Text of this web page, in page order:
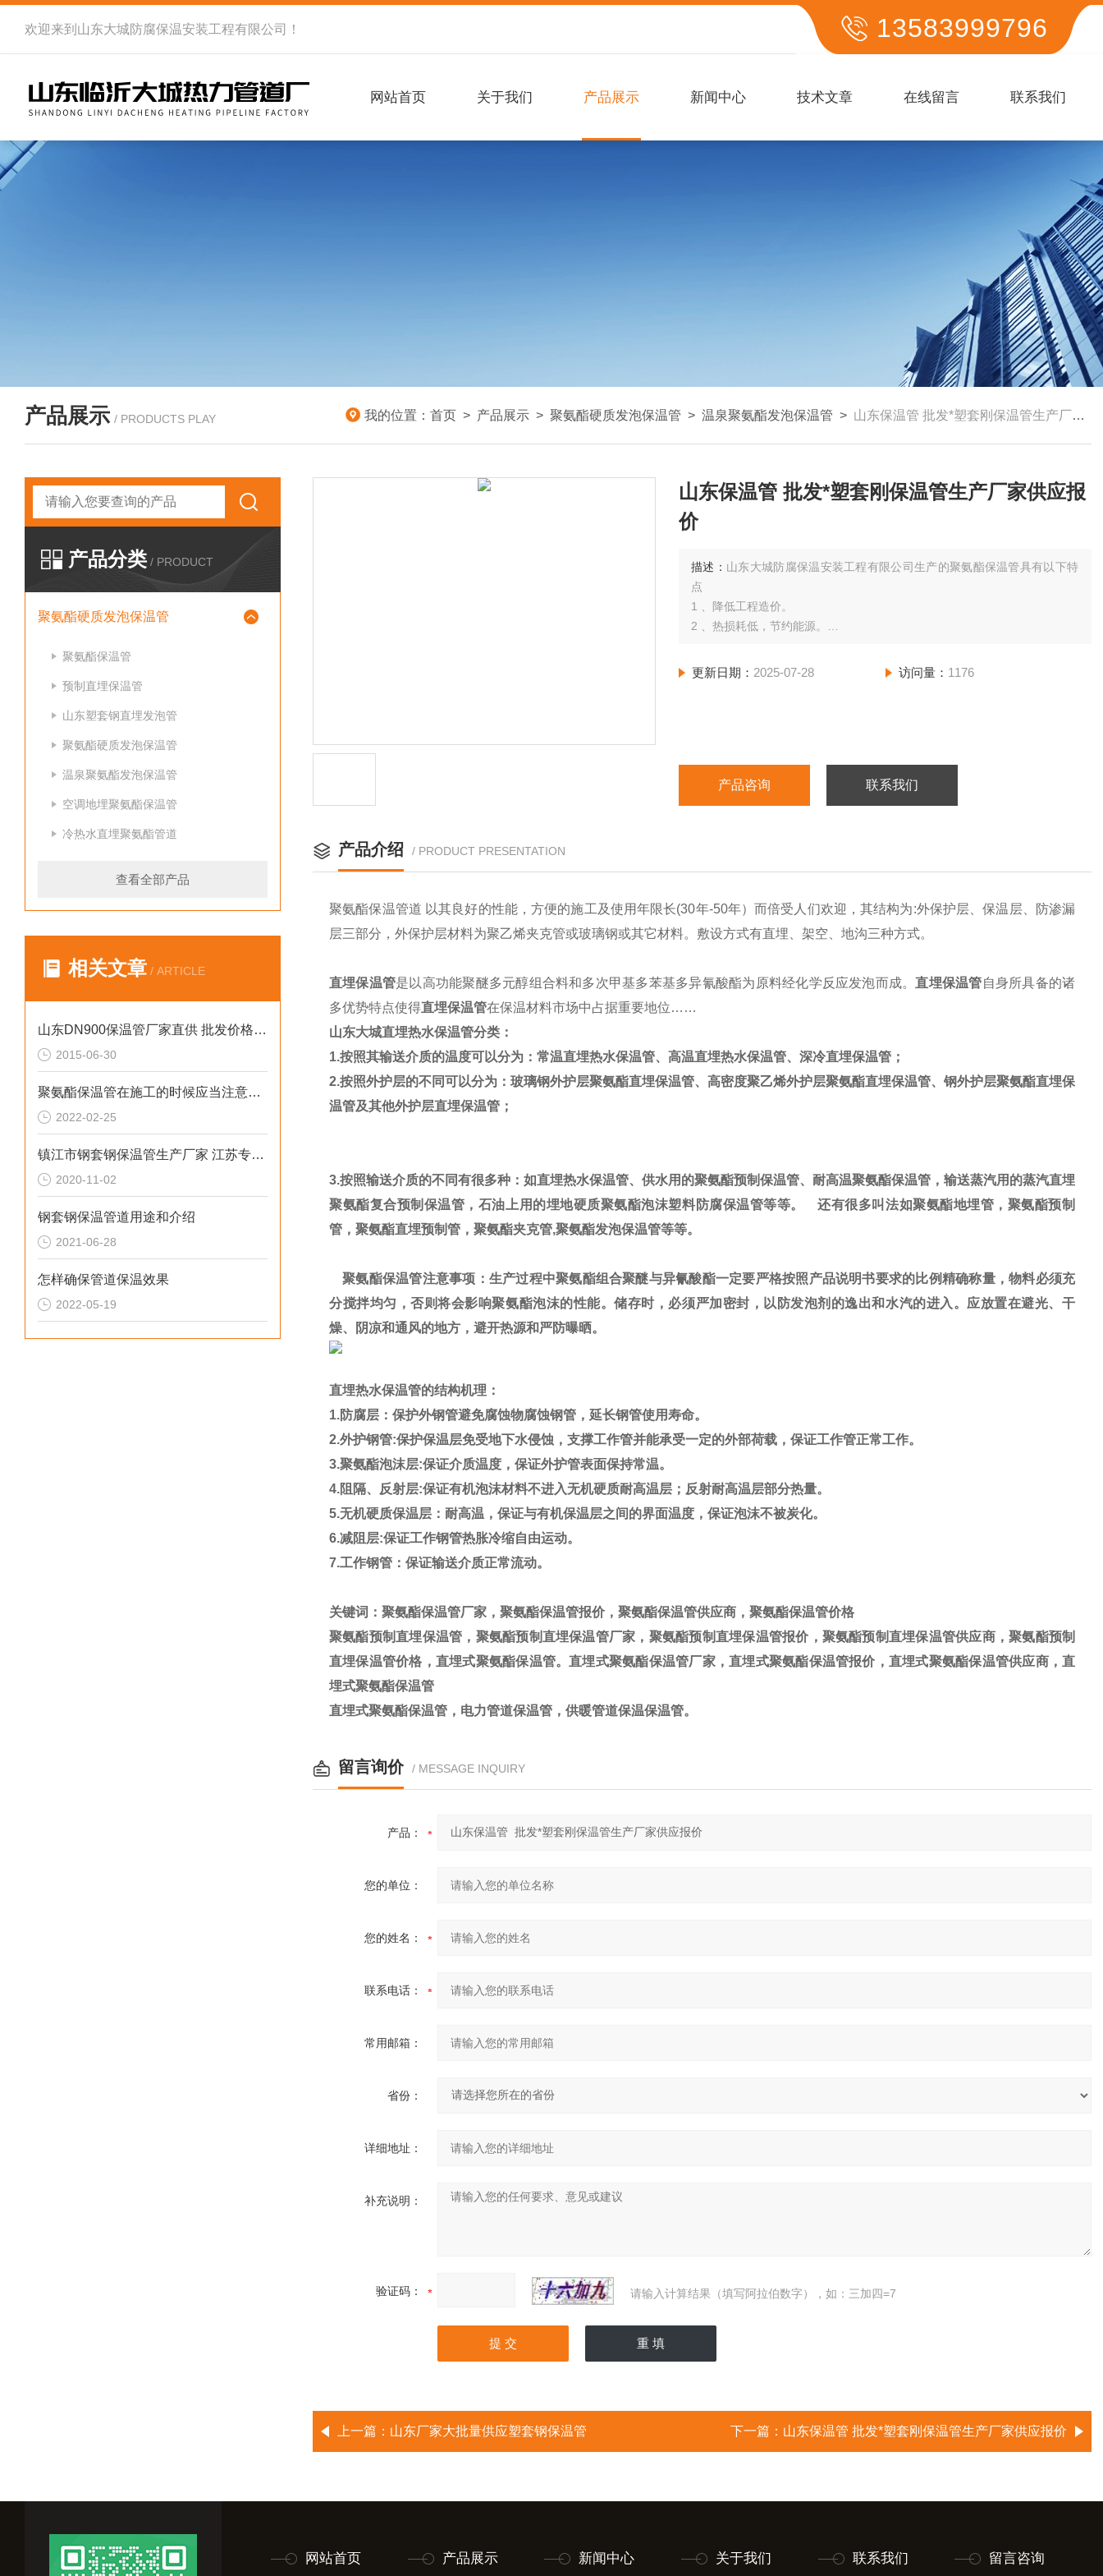
欢迎来到 山东大城防腐保温安装工程有限公司 ！ 13583999796
网站首页 关于我们 产品展示 新闻中心 技术文章 在线留言 联系我们
产品展示 / PRODUCTS PLAY 我的位置： 首页 > 产品展示 > 聚氨酯硬质发泡保温管 > 温泉聚氨酯发泡保温管 > 山东保温管 批发*塑套刚保温管生产厂家供应报价
产品分类 / PRODUCT
聚氨酯硬质发泡保温管
聚氨酯保温管
预制直埋保温管
山东塑套钢直埋发泡管
聚氨酯硬质发泡保温管
温泉聚氨酯发泡保温管
空调地埋聚氨酯保温管
冷热水直埋聚氨酯管道
查看全部产品
相关文章 / ARTICLE
山东DN900保温管厂家直供 批发价格供应DN1020保温管
2015-06-30
聚氨酯保温管在施工的时候应当注意什么
2022-02-25
镇江市钢套钢保温管生产厂家 江苏专业防腐保温材料
2020-11-02
钢套钢保温管道用途和介绍
2021-06-28
怎样确保管道保温效果
2022-05-19
山东保温管 批发*塑套刚保温管生产厂家供应报
价
描述： 山东大城防腐保温安装工程有限公司生产的聚氨酯保温管具有以下特
点
1 、降低工程造价。
2 、热损耗低，节约能源。
4、占地少，施工快，有利环境保护。
更新日期： 2025-07-28 访问量： 1176
产品咨询 联系我们
产品介绍 / PRODUCT PRESENTATION
聚氨酯保温管道 以其良好的性能，方便的施工及使用年限长(30年-50年）而倍受人们欢迎，其结构为:外保护层、保温层、防渗漏
层三部分，外保护层材料为聚乙烯夹克管或玻璃钢或其它材料。敷设方式有直埋、架空、地沟三种方式。
直埋保温管是以高功能聚醚多元醇组合料和多次甲基多苯基多异氰酸酯为原料经化学反应发泡而成。直埋保温管自身所具备的诸
多优势特点使得直埋保温管在保温材料市场中占据重要地位……
山东大城直埋热水保温管分类：
1.按照其输送介质的温度可以分为：常温直埋热水保温管、高温直埋热水保温管、深冷直埋保温管 ；
2.按照外护层的不同可以分为：玻璃钢外护层聚氨酯直埋保温管、高密度聚乙烯外护层聚氨酯直埋保温管、钢外护层聚氨酯直埋保
温管及其他外护层直埋保温管；
3.按照输送介质的不同有很多种：如直埋热水保温管、 供水用的聚氨酯预制保温管、耐高温聚氨酯保温管，输送蒸汽用的蒸汽直埋
聚氨酯复合预制保温管，石油上用的埋地硬质聚氨酯泡沫塑料防腐保温管等等。 还有很多叫法如聚氨酯地埋管，聚氨酯预制
管，聚氨酯直埋预制管，聚氨酯夹克管,聚氨酯发泡保温管等等。
聚氨酯保温管注意事项：生产过程中聚氨酯组合聚醚与异氰酸酯一定要严格按照产品说明书要求的比例精确称量，物料必须充
分搅拌均匀，否则将会影响聚氨酯泡沫的性能。储存时，必须严加密封，以防发泡剂的逸出和水汽的进入。应放置在避光、干
燥、阴凉和通风的地方，避开热源和严防曝晒。
直埋热水保温管的结构机理：
1.防腐层：保护外钢管避免腐蚀物腐蚀钢管，延长钢管使用寿命。
2.外护钢管:保护保温层免受地下水侵蚀，支撑工作管并能承受一定的外部荷载，保证工作管正常工作。
3.聚氨酯泡沫层:保证介质温度，保证外护管表面保持常温。
4.阻隔、反射层:保证有机泡沫材料不进入无机硬质耐高温层；反射耐高温层部分热量。
5.无机硬质保温层：耐高温，保证与有机保温层之间的界面温度，保证泡沫不被炭化。
6.减阻层:保证工作钢管热胀冷缩自由运动。
7.工作钢管：保证输送介质正常流动。
关键词：聚氨酯保温管厂家，聚氨酯保温管报价，聚氨酯保温管供应商，聚氨酯保温管价格
聚氨酯预制直埋保温管，聚氨酯预制直埋保温管厂家，聚氨酯预制直埋保温管报价，聚氨酯预制直埋保温管供应商，聚氨酯预制
直埋保温管价格，直埋式聚氨酯保温管。直埋式聚氨酯保温管厂家，直埋式聚氨酯保温管报价，直埋式聚氨酯保温管供应商，直
埋式聚氨酯保温管
直埋式聚氨酯保温管，电力管道保温管，供暖管道保温保温管。
留言询价 / MESSAGE INQUIRY
产品：
您的单位：
您的姓名：
联系电话：
常用邮箱：
省份：
详细地址：
补充说明：
验证码： 请输入计算结果（填写阿拉伯数字），如：三加四=7
上一篇： 山东厂家大批量供应塑套钢保温管 下一篇： 山东保温管 批发*塑套刚保温管生产厂家供应报价
网站首页 产品展示 新闻中心 关于我们 联系我们 留言咨询